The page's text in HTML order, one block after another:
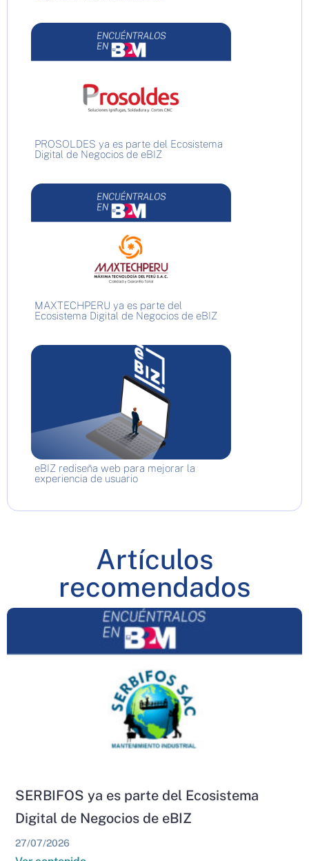
PROSOLDES ya es parte del Ecosistema
Digital de Negocios de eBIZ
MAXTECHPERU ya es parte del
Ecosistema Digital de Negocios de eBIZ
eBIZ rediseña web para mejorar la
experiencia de usuario
Artículos
recomendados
SERBIFOS ya es parte del Ecosistema
Digital de Negocios de eBIZ
27/07/2026